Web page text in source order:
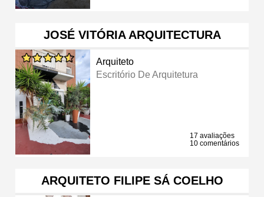
JOSÉ VITÓRIA ARQUITECTURA
Arquiteto
Escritório De Arquitetura
17 avaliações
10 comentários
ARQUITETO FILIPE SÁ COELHO